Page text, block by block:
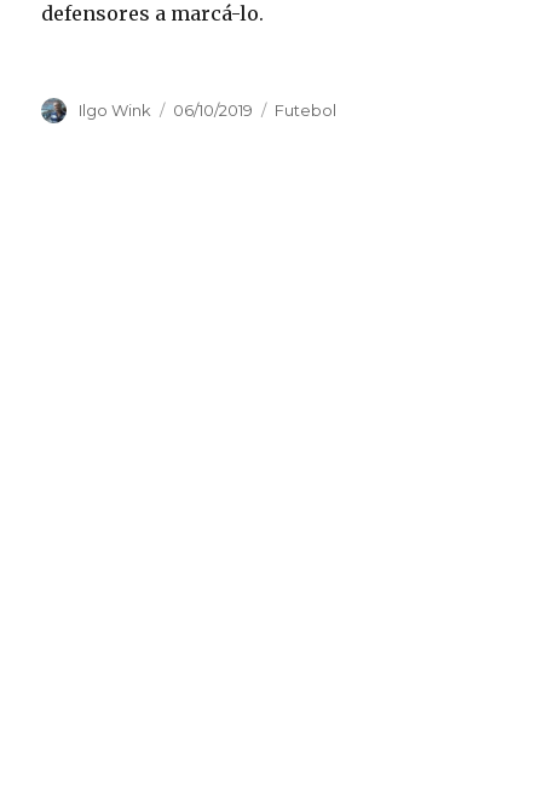
defensores a marcá-lo.
Autor
Ilgo Wink
Publicado
06/10/2019 Categorias
Futebol